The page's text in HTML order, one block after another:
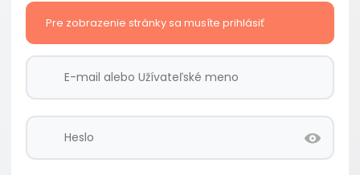
Pre zobrazenie stránky sa musíte prihlásiť